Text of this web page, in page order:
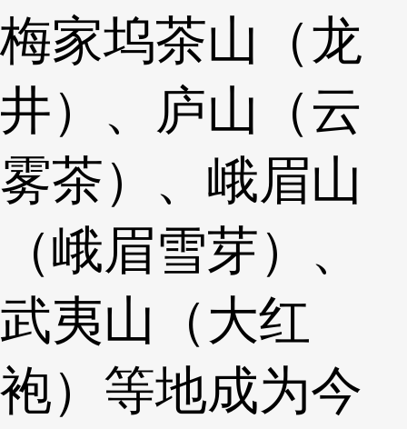
梅家坞茶山（龙
井）、庐山（云
雾茶）、峨眉山
（峨眉雪芽）、
武夷山（大红
袍）等地成为今